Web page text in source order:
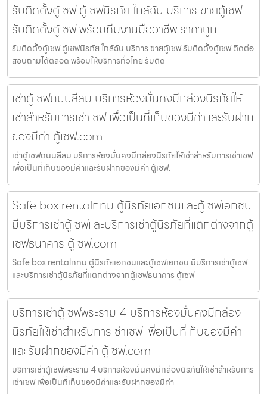
รับติดตั้งตู้เซฟ ตู้เซฟนิรภัย ใกล้ฉัน บริการ ขายตู้เซฟ
รับติดตั้งตู้เซฟ พร้อมทีมงานมืออาชีพ ราคาถูก
รับติดตั้งตู้เซฟ ตู้เซฟนิรภัย ใกล้ฉัน บริการ ขายตู้เซฟ รับติดตั้งตู้เซฟ ติดต่อ
สอบถามได้ตลอด พร้อมให้บริการทั่วไทย รับติด
เช่าตู้เซฟถนนสีลม บริการห้องมั่นคงมีกล่องนิรภัยให้
เช่าสำหรับการเช่าเซฟ เพื่อเป็นที่เก็บของมีค่าและรับฝาก
ของมีค่า ตู้เซฟ.com
เช่าตู้เซฟถนนสีลม บริการห้องมั่นคงมีกล่องนิรภัยให้เช่าสำหรับการเช่าเซฟ
เพื่อเป็นที่เก็บของมีค่าและรับฝากของมีค่า ตู้เซฟ.
Safe box rentalกทม ตู้นิรภัยเอกชนและตู้เซฟเอกชน
มีบริการเช่าตู้เซฟและบริการเช่าตู้นิรภัยที่แตกต่างจากตู้
เซฟธนาคาร ตู้เซฟ.com
Safe box rentalกทม ตู้นิรภัยเอกชนและตู้เซฟเอกชน มีบริการเช่าตู้เซฟ
และบริการเช่าตู้นิรภัยที่แตกต่างจากตู้เซฟธนาคาร ตู้เซฟ
บริการเช่าตู้เซฟพระราม 4 บริการห้องมั่นคงมีกล่อง
นิรภัยให้เช่าสำหรับการเช่าเซฟ เพื่อเป็นที่เก็บของมีค่า
และรับฝากของมีค่า ตู้เซฟ.com
บริการเช่าตู้เซฟพระราม 4 บริการห้องมั่นคงมีกล่องนิรภัยให้เช่าสำหรับการ
เช่าเซฟ เพื่อเป็นที่เก็บของมีค่าและรับฝากของมีค่า